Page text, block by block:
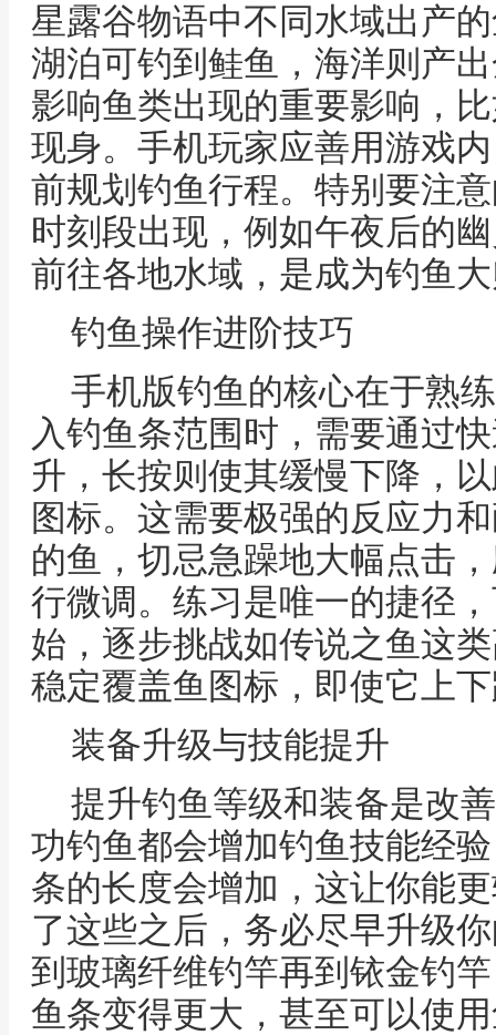
星露谷物语中不同水域出产
湖泊可钓到鲑鱼，海洋则产
影响鱼类出现的重要影响，
现身。手机玩家应善用游戏
前规划钓鱼行程。特别要注
时刻段出现，例如午夜后的
前往各地水域，是成为钓鱼
钓鱼操作进阶技巧
手机版钓鱼的核心在于熟
入钓鱼条范围时，需要通过
升，长按则使其缓慢下降，
图标。这需要极强的反应力
的鱼，切忌急躁地大幅点击
行微调。练习是唯一的捷径
始，逐步挑战如传说之鱼这
稳定覆盖鱼图标，即使它上
装备升级与技能提升
提升钓鱼等级和装备是改
功钓鱼都会增加钓鱼技能经
条的长度会增加，这让你能
了这些之后，务必尽早升级
到玻璃纤维钓竿再到铱金钓
鱼条变得更大，甚至可以使